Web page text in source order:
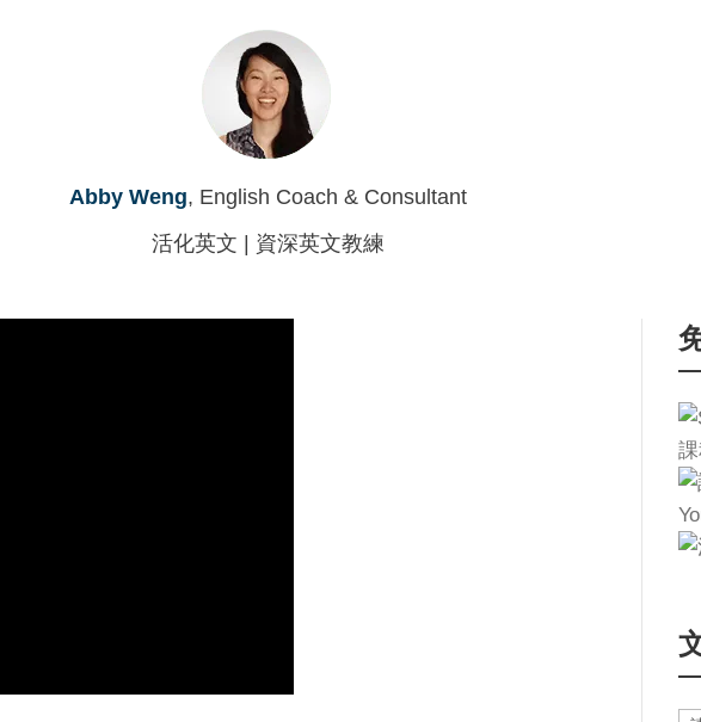
Abby Weng, English Coach & Consultant
活化英文 | 資深英文教練